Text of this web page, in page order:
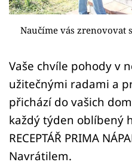
Sledujte nás
Naučíme vás zrenovovat
Vaše chvíle pohody v
užitečnými radami a
přichází do vašich
každý týden oblíbený
RECEPTÁŘ PRIMA
Navrátilem.